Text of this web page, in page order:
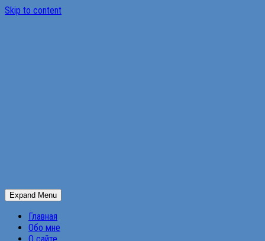
Skip to content
Expand Menu
Главная
Обо мне